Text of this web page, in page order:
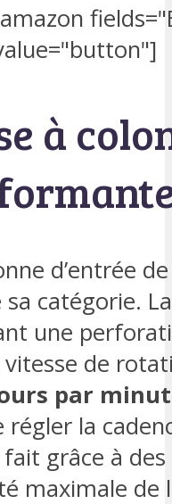
à
d’entrée
sa catégorie.
une
vitesse de
par
régler la
grâce à
maximale de